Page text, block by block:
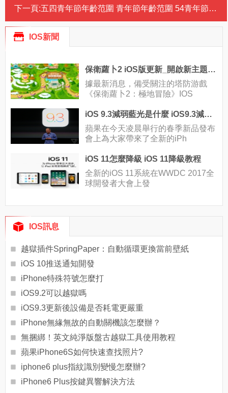
下一頁:五四青年節年齡范圍 青年節年齡范圍 54青年節年齡范圍
IOS新聞
保衛蘿卜2 iOS版更新_開啟新主題瘋搶六台腎6
據最新消息，備受關注的塔防游戲
《保衛蘿卜2：極地冒險》IOS
iOS 9.3減弱藍光是什麼 iOS9.3減弱藍光怎麼打開?
蘋果在今天凌晨舉行的春季新品發布
會上為大家帶來了全新的iPh
iOS 11怎麼降級 iOS 11降級教程
全新的iOS 11系統在WWDC 2017全
球開發者大會上發
IOS訊息
越獄插件SpringPaper：自動循環更換當前壁紙
iOS 10推送通知開發
iPhone特殊符號怎麼打
iOS9.2可以越獄嗎
iOS9.3更新後設備是否耗電更嚴重
iPhone無緣無故的自動關機該怎麼辦？
無捆綁！英文純淨版盤古越獄工具使用教程
蘋果iPhone6S如何快速查找照片?
iphone6 plus指紋識別變慢怎麼辦?
iPhone6 Plus按鍵異響解決方法